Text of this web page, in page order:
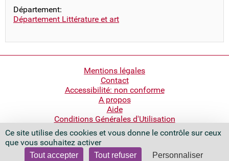
Ce site utilise des cookies et vous donne le contrôle sur ceux
que vous souhaitez activer
Tout accepter Tout refuser Personnaliser
Département:
Département Littérature et art
Mentions légales
Contact
Accessibilité: non conforme
A propos
Aide
Conditions Générales d'Utilisation
Bibliothèque nationale de France
Quai François Mauriac
75706 Paris Cedex 13 - France